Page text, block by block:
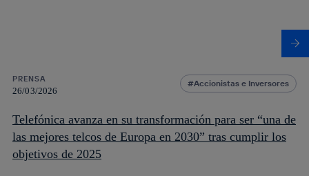
PRENSA
26/03/2026
Accionistas e Inversores
Telefónica avanza en su transformación para ser “una de
las mejores telcos de Europa en 2030” tras cumplir los
objetivos de 2025